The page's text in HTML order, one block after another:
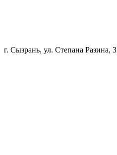
г. Сызрань, ул. Степана Разина, 3